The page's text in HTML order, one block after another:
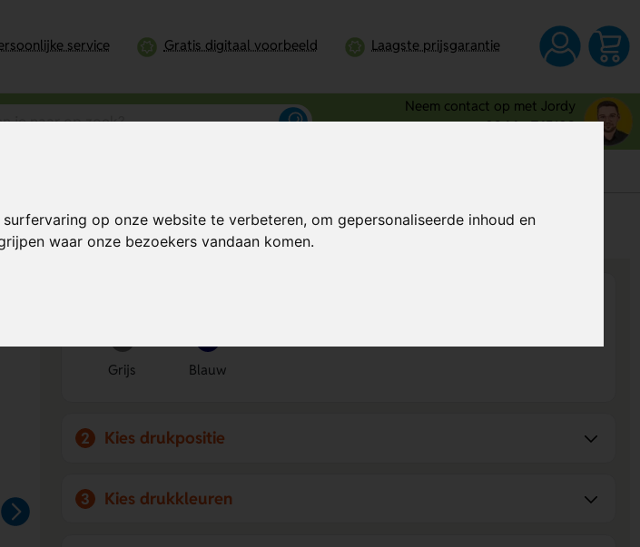
op onze website te verbeteren, om gepersonaliseerde inhoud en
waar onze bezoekers vandaan komen.
service Gratis digitaal voorbeeld Laagste prijsgarantie
Neem contact op met Jordy
0344 - 745109
Bereken mijn prijs Al vanaf€ 17,10 per stuk (excl. BTW)
Grijs Blauw
2 Kies drukpositie
3 Kies drukkleuren